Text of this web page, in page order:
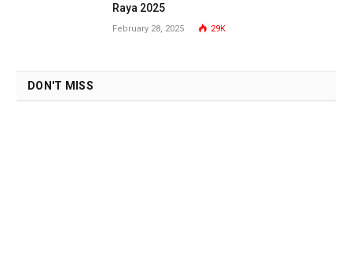
Raya 2025
February 28, 2025 29K
DON'T MISS